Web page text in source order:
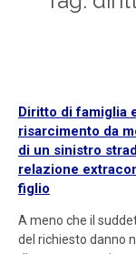
Diritto di famiglia
risarcimento da
di un sinistro
relazione
figlio
A meno che il
del richiesto danno